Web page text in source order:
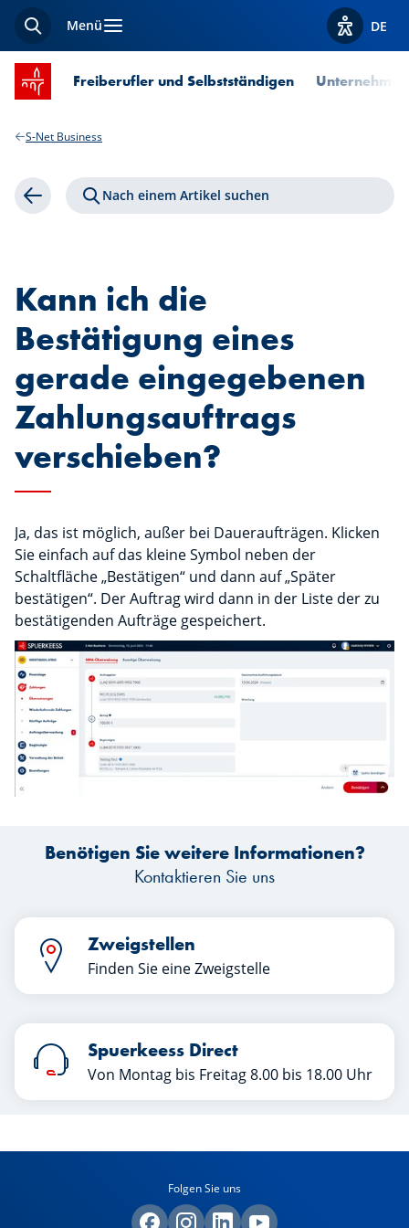
SucheMenü Optionen
DE
Startseite SPUERKEESS
Freiberufler und Selbstständigen Unternehmen
S-Net Business
Zurück Nach einem Artikel suchen
Kann ich die
Bestätigung eines
gerade eingegebenen
Zahlungsauftrags
verschieben?
Ja, das ist möglich, außer bei Daueraufträgen. Klicken
Sie einfach auf das kleine Symbol neben der
Schaltfläche „Bestätigen“ und dann auf „Später
bestätigen“. Der Auftrag wird dann in der Liste der zu
bestätigenden Aufträge gespeichert.
Benötigen Sie weitere Informationen?
Kontaktieren Sie uns
Zweigstellen
Finden Sie eine Zweigstelle
Spuerkeess Direct
Von Montag bis Freitag 8.00 bis 18.00 Uhr
Folgen Sie uns